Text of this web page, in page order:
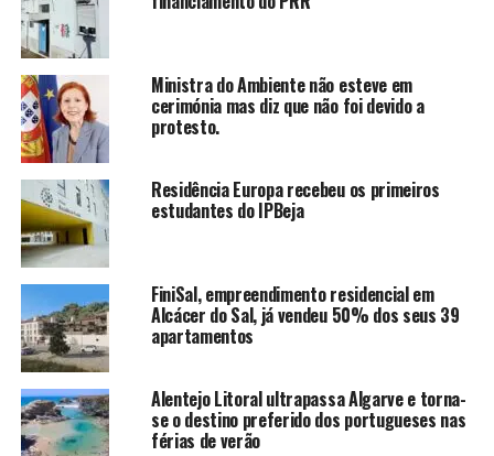
Ministra do Ambiente não esteve em
cerimónia mas diz que não foi devido a
protesto.
Residência Europa recebeu os primeiros
estudantes do IPBeja
FiniSal, empreendimento residencial em
Alcácer do Sal, já vendeu 50% dos seus 39
apartamentos
Alentejo Litoral ultrapassa Algarve e torna-
se o destino preferido dos portugueses nas
férias de verão